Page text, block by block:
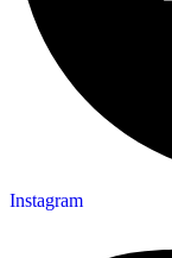
Instagram